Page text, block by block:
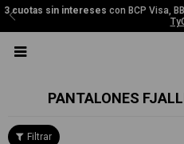
3 cuotas sin intereses con BCP Visa,

PANTALONES